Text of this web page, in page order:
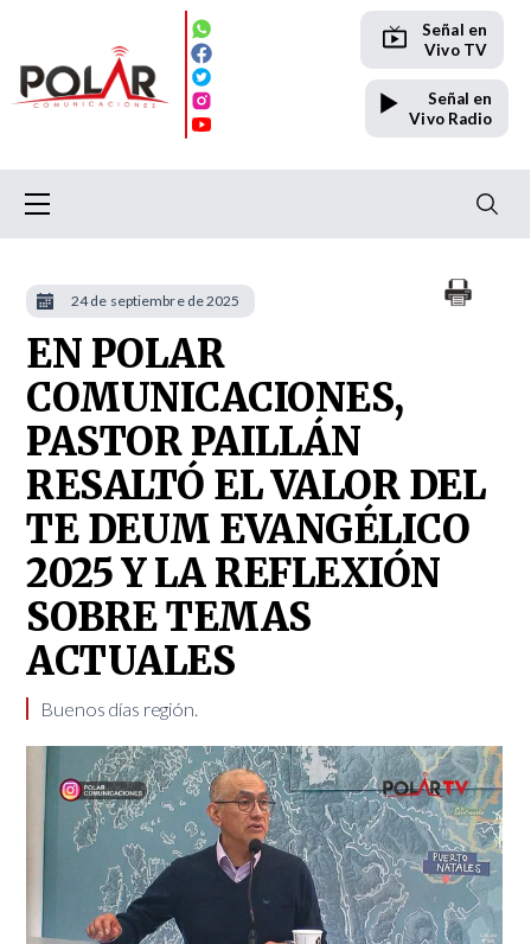
Señal en
Vivo TV
Señal en
Vivo Radio
EN POLAR
COMUNICACIONES,
PASTOR PAILLÁN
RESALTÓ EL VALOR DEL
TE DEUM EVANGÉLICO
2025 Y LA REFLEXIÓN
SOBRE TEMAS
ACTUALES
Buenos días región.
24 de septiembre de 2025